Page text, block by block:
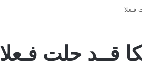
فـعلا
قــد حلت فـعلا